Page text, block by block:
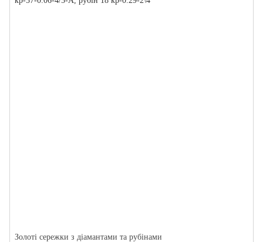
Золоті сережки з діамантами та рубінами